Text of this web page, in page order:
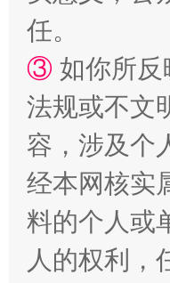
“蜀中异人”王建
任。
③ 如你所
法规或不文
容，涉及个
经本网核实
料的个人或
人的权利，